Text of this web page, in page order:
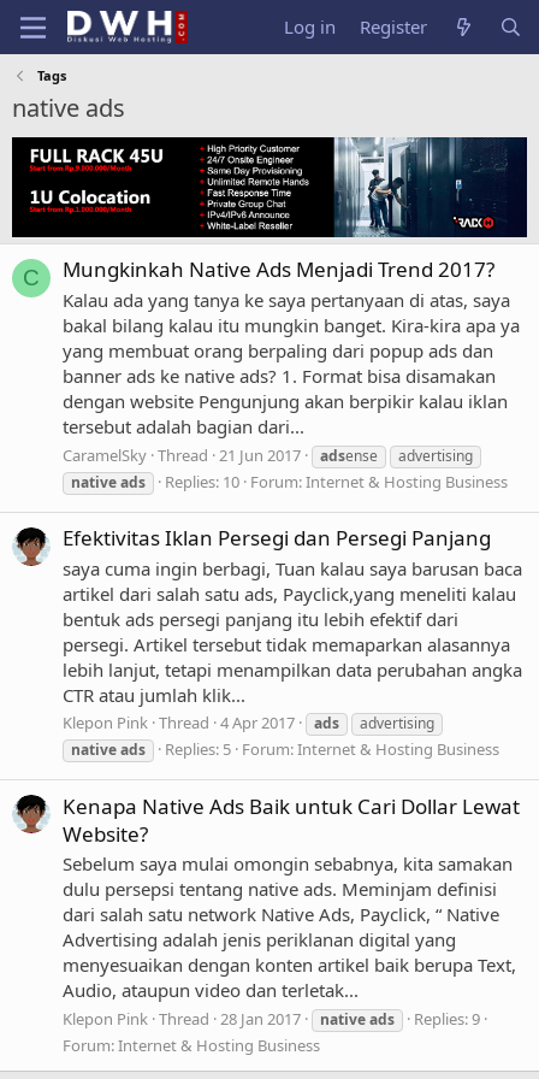
Log in Register
Tags
native ads
C Mungkinkah Native Ads Menjadi Trend 2017?
Kalau ada yang tanya ke saya pertanyaan di atas, saya
bakal bilang kalau itu mungkin banget. Kira-kira apa ya
yang membuat orang berpaling dari popup ads dan
banner ads ke native ads? 1. Format bisa disamakan
dengan website Pengunjung akan berpikir kalau iklan
tersebut adalah bagian dari...
CaramelSky Thread 21 Jun 2017 adsense
advertising
nativeads Replies: 10 Forum:Internet & Hosting Business
Efektivitas Iklan Persegi dan Persegi Panjang
saya cuma ingin berbagi, Tuan kalau saya barusan baca
artikel dari salah satu ads, Payclick,yang meneliti kalau
bentuk ads persegi panjang itu lebih efektif dari
persegi. Artikel tersebut tidak memaparkan alasannya
lebih lanjut, tetapi menampilkan data perubahan angka
CTR atau jumlah klik...
Klepon Pink Thread 4 Apr 2017 ads
advertising
nativeads Replies: 5 Forum:Internet & Hosting Business
Kenapa Native Ads Baik untuk Cari Dollar Lewat
Website?
Sebelum saya mulai omongin sebabnya, kita samakan
dulu persepsi tentang native ads. Meminjam definisi
dari salah satu network Native Ads, Payclick, “ Native
Advertising adalah jenis periklanan digital yang
menyesuaikan dengan konten artikel baik berupa Text,
Audio, ataupun video dan terletak...
Klepon Pink Thread 28 Jan 2017 nativeads
Replies: 9
Forum:Internet & Hosting Business